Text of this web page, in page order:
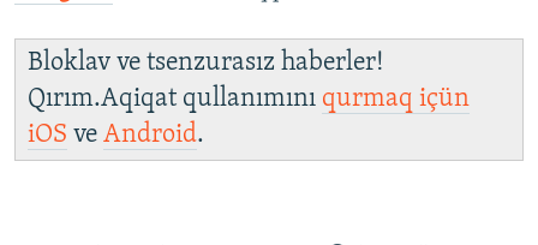
Bloklav ve tsenzurasız haberler!
Qırım.Aqiqat qullanımını qurmaq içün
iOS ve Android.